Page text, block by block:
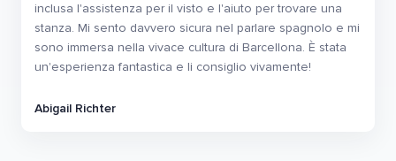
inclusa l'assistenza per il visto e l'aiuto per trovare una
stanza. Mi sento davvero sicura nel parlare spagnolo e mi
sono immersa nella vivace cultura di Barcellona. È stata
un'esperienza fantastica e li consiglio vivamente!
Abigail Richter